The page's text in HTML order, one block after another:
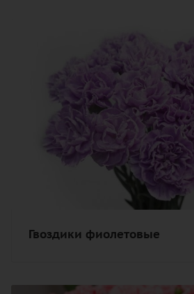
Гвоздики фиолетовые